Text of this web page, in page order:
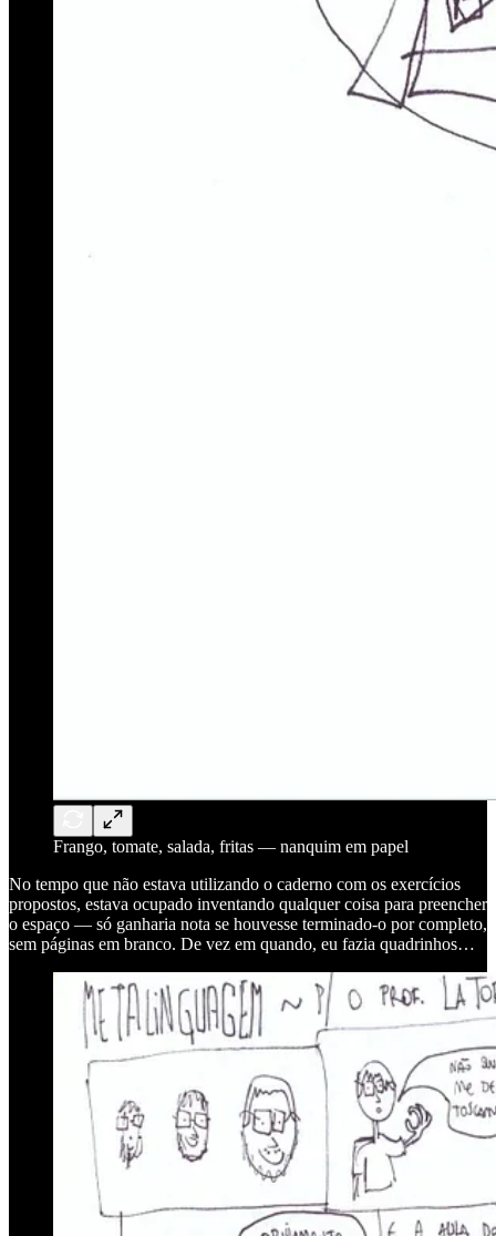
Frango, tomate, salada, fritas — nanquim em papel
No tempo que não estava utilizando o caderno com os exercícios
propostos, estava ocupado inventando qualquer coisa para preencher
o espaço — só ganharia nota se houvesse terminado-o por completo,
sem páginas em branco. De vez em quando, eu fazia quadrinhos…